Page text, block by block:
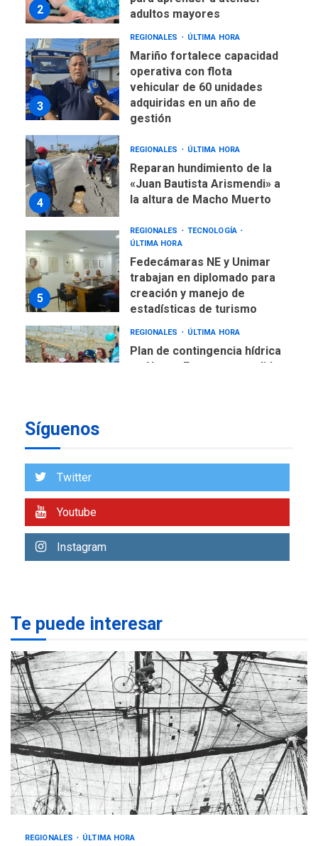
2
adultos mayores
3
REGIONALES ÚLTIMA HORA
Mariño fortalece capacidad
operativa con flota
vehicular de 60 unidades
adquiridas en un año de
gestión
4
REGIONALES ÚLTIMA HORA
Reparan hundimiento de la
«Juan Bautista Arismendi» a
la altura de Macho Muerto
5
REGIONALES
TECNOLOGÍA
ÚLTIMA HORA
Fedecámaras NE y Unimar
trabajan en diplomado para
creación y manejo de
estadísticas de turismo
REGIONALES ÚLTIMA HORA
Plan de contingencia hídrica
en Nueva Esparta consolida
7
2
Margarita será sede de
para aprender a atender
adultos mayores
3
REGIONALES ÚLTIMA HORA
Mariño fortalece capacidad
operativa con flota
vehicular de 60 unidades
adquiridas en un año de
gestión
REGIONALES ÚLTIMA HORA
«Juan Bautista Arismendi» a
Síguenos
Twitter
Youtube
Instagram
Te puede interesar
REGIONALES ÚLTIMA HORA